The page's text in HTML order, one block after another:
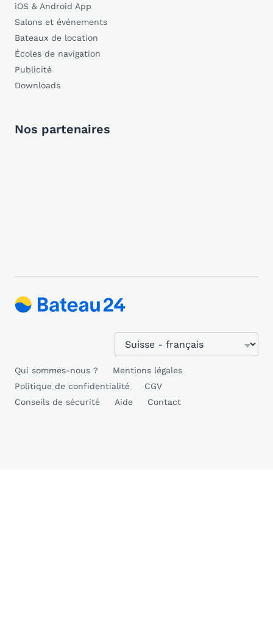
iOS & Android App
Salons et événements
Bateaux de location
Écoles de navigation
Publicité
Downloads
Nos partenaires
Qui sommes-nous ?
Mentions légales
Politique de confidentialité
CGV
Conseils de sécurité
Aide Contact